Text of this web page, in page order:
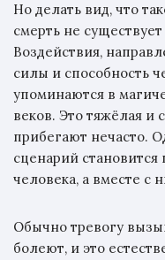
Но делать вид, что
смерть не
Воздействия,
силы и способность
упоминаются в
веков. Это тяжёлая и
прибегают нечасто.
сценарий
человека, а вместе с
Обычно тревогу
болеют, и это